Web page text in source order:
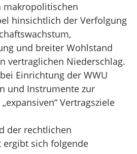
makropolitischen
hinsichtlich der Verfolgung
und breiter Wohlstand
vertraglichen Niederschlag.
Einrichtung der WWU
und Instrumente zur
Vertragsziele
der rechtlichen
sich folgende